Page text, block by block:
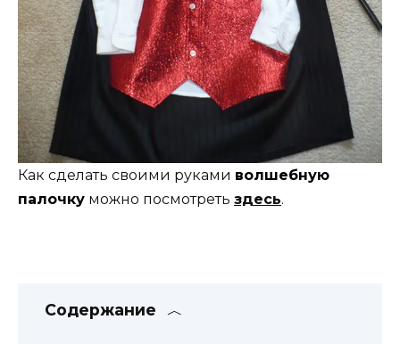
Как сделать своими руками волшебную
палочку можно посмотреть здесь.
Содержание